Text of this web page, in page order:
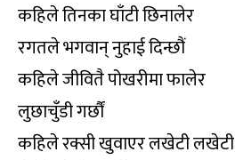
कहिले तिनका घाँटी छिनालेर
रगतले भगवान् नुहाई दिन्छौं
कहिले जीवितै पोखरीमा फालेर
लुछाचुँडी गर्छौं
कहिले रक्सी खुवाएर लखेटी लखेटी